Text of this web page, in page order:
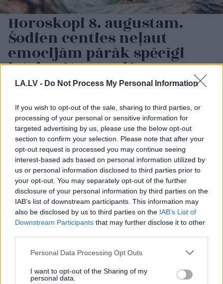
LA.LV - Do Not Process My Personal Information
If you wish to opt-out of the sale, sharing to third parties, or
processing of your personal or sensitive information for
targeted advertising by us, please use the below opt-out
section to confirm your selection. Please note that after your
opt-out request is processed you may continue seeing
interest-based ads based on personal information utilized by
us or personal information disclosed to third parties prior to
your opt-out. You may separately opt-out of the further
disclosure of your personal information by third parties on the
IAB’s list of downstream participants. This information may
also be disclosed by us to third parties on the IAB’s List of
Downstream Participants that may further disclose it to other
Please note that this website/app uses one or more Google
not limited to your visit or usage behaviour. You may click to
grant or deny consent to Google and its third-party tags to
Personal Data Processing Opt Outs
I want to opt-out of the Sharing of my
personal data.
Horoskopi 8. augustam.
Šodien centies neļaut
emocijām pārāk spēcīgi
ietekmēt tavus lēmumus
LASĪTĀKIE
Ar šo zodiaka zīmju pārstāvjiem labāk
nestrīdēties: viņi vienmēr atradīs veidu,
kā pamatīgi atriebties
“Manpat neomulīgi palika!” Sēņotāja
mežā uziet ļoti biedējošu vietu
Ārstinosauc četrus augļus ar kuru ēšanu
pēc 45 gadu vecuma nevajadzētu pārlieku
aizrauties
“Pirmoreizi ko tādu redzu.” Pircēji
jaunieviesumu
Slaidiņš: Izskatās, ka jaunais Ukrainas